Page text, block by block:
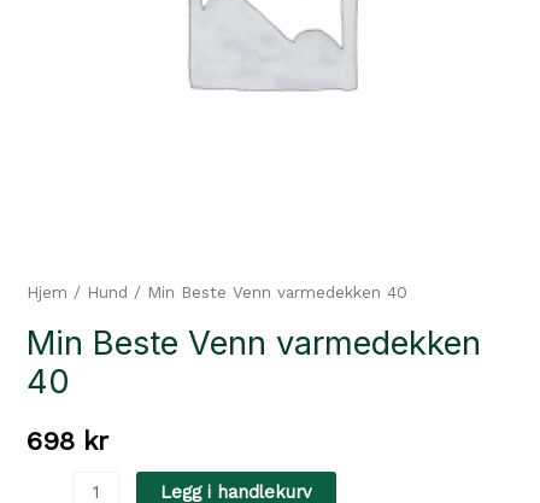
Hjem / Hund / Min Beste Venn varmedekken 40
Min Beste Venn varmedekken
40
698 kr
Legg i handlekurv